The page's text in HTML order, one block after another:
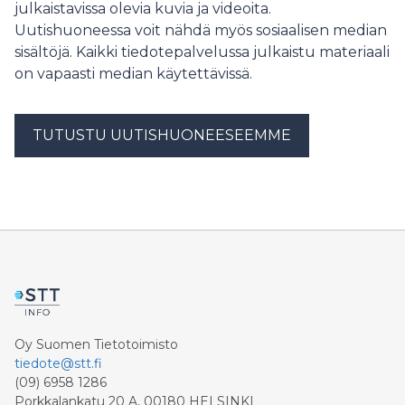
esittelee yhtiön tekoälystrategiaa, AI-agenttipohjaisia
tuotteita ja niihin liittyviä kumppanuuksia.
Terveydenhuollon liiketoiminta-alueen johtaja Juha
Nieminen tarkastelee tarkemmin terveydenhuollon
automaatiomarkkinaa ja kasvunäkymiä sekä
Töölönlahdenkatu 2), jossa osallistujille on kahvitarjoilu
ennen ohjelman alkamista. Paikan päällä osallistu
julkaistavissa olevia kuvia ja videoita.
Uutishuoneessa voit nähdä myös sosiaalisen median
sisältöjä. Kaikki tiedotepalvelussa julkaistu materiaali
on vapaasti median käytettävissä.
TUTUSTU UUTISHUONEESEEMME
Oy Suomen Tietotoimisto
tiedote@stt.fi
(09) 6958 1286
Porkkalankatu 20 A, 00180 HELSINKI